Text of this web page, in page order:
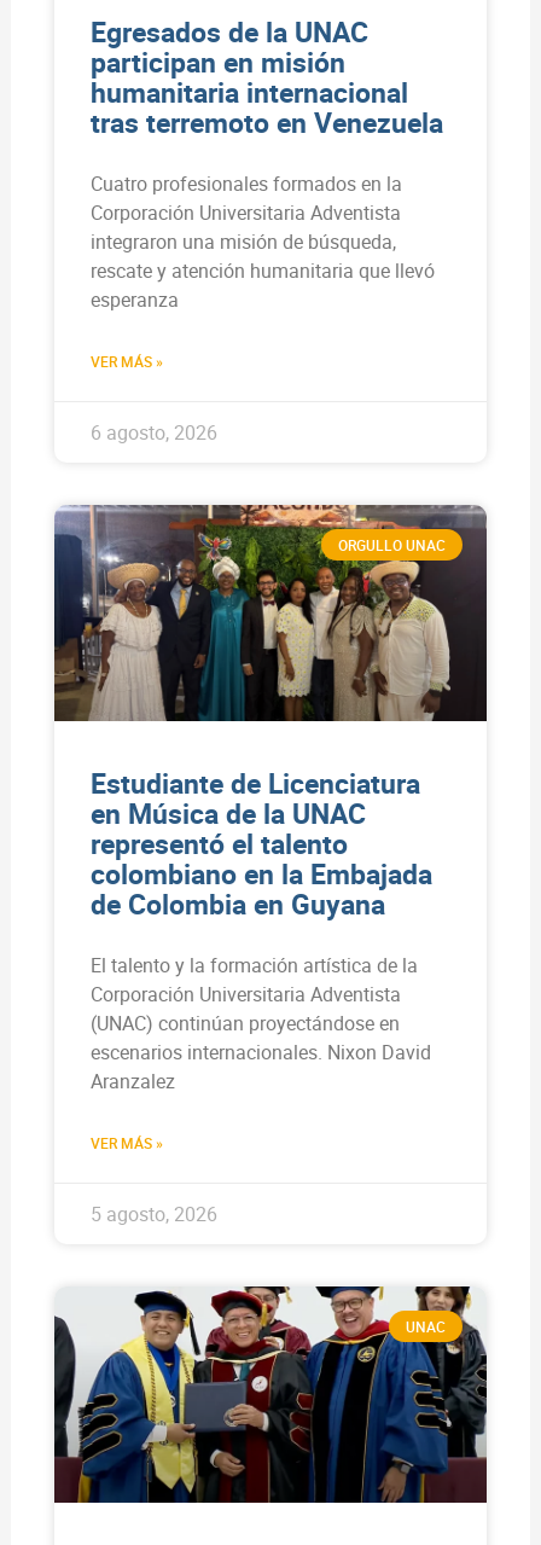
Egresados de la UNAC
participan en misión
humanitaria internacional
tras terremoto en Venezuela
Cuatro profesionales formados en la
Corporación Universitaria Adventista
integraron una misión de búsqueda,
rescate y atención humanitaria que llevó
esperanza
VER MÁS »
6 agosto, 2026
ORGULLO UNAC
Estudiante de Licenciatura
en Música de la UNAC
representó el talento
colombiano en la Embajada
de Colombia en Guyana
El talento y la formación artística de la
Corporación Universitaria Adventista
(UNAC) continúan proyectándose en
escenarios internacionales. Nixon David
Aranzalez
VER MÁS »
5 agosto, 2026
UNAC